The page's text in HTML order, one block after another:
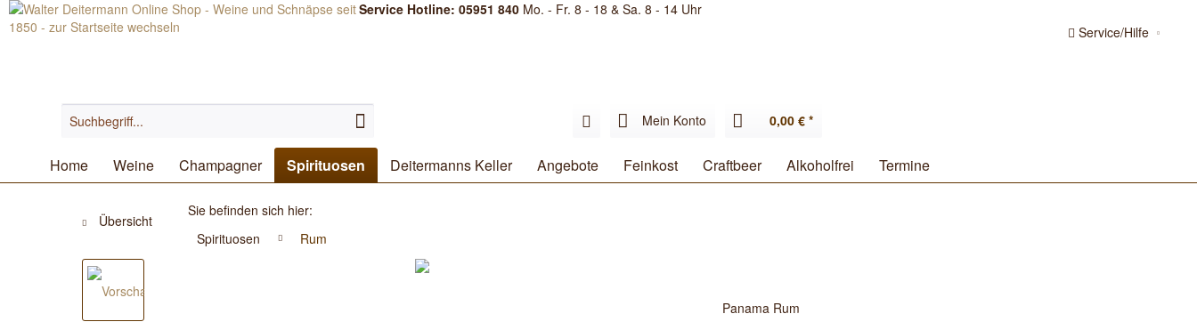
Service Hotline: 05951 840 Mo. - Fr. 8 - 18 & Sa. 8 - 14 Uhr
Service/Hilfe
Mein Konto 0,00 € *
Home Weine Champagner Spirituosen Deitermanns Keller Angebote Feinkost Craftbeer Alkoholfrei Termine
Übersicht
Sie befinden sich hier:
Spirituosen
Rum
Panama Rum